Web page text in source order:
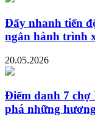
Đẩy nhanh tiến
ngắn hành trình
20.05.2026
Điểm danh 7
phá những